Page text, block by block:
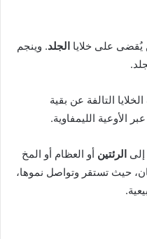
يُقضى على خلايا الجلد. وينجم
التالفة عن بقية
الأوعية الليمفاوية.
الرئتين أو العظام أو المخ
حيث تستقر وتواصل نموها،